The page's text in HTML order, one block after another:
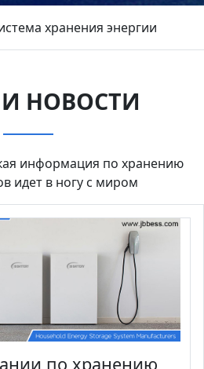
хранения энергии
НОВОСТИ
информация по хранению
идет в ногу с миром
по хранению